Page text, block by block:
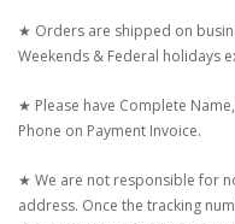
★ Orders are shipped on
Weekends & Federal holidays
★ Please have Complete
Phone on Payment Invoice.
★ We are not responsible for
address. Once the tracking